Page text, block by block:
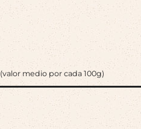
(valor medio por cada 100g)